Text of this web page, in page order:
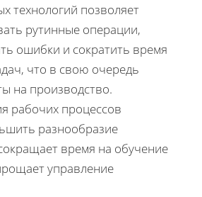
технологий позволяет
рутинные операции,
ошибки и сократить время
что в свою очередь
на производство.
рабочих процессов
разнообразие
время на обучение
управление